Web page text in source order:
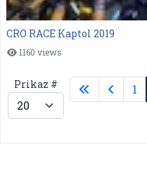
CRO RACE Kaptol 2019
1160 views
Prikaz # 1